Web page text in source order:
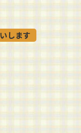
します